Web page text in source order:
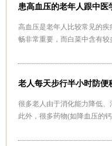
患高血压的老年人跟中医
高血压是老年人比较常见的
畅非常重要，而白菜中含有
老人每天步行半小时防便
很多老人由于消化能力降低
此外，很多药物(如降血压的